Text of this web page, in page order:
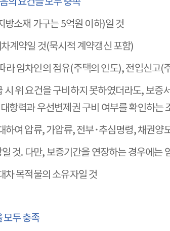
방소재 가구는 5억원 이하)일 것
계약일 것(묵시적 계약갱신 포함)
라 임차인의 점유(주택의 인도), 전입신고
위 요건을 구비하지 못하였더라도, 보
항력과 우선변제권 구비 여부를 확인하는
하여 압류, 가압류, 전부･추심명령, 채권
것. 다만, 보증기간을 연장하는 경우에는
차 목적물의 소유자일 것
모두 충족